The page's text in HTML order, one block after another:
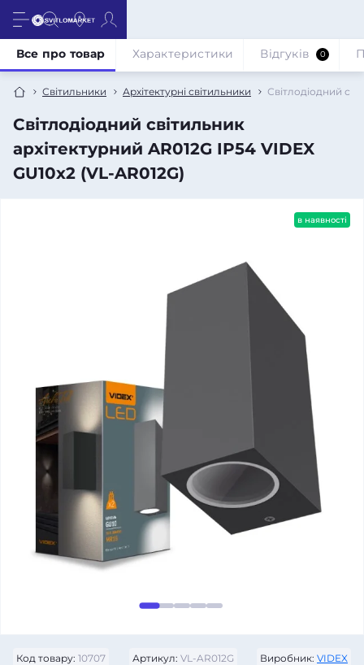
Світильники Архітектурні світильники Світлодіодний
Світлодіодний світильник
архітектурний AR012G IP54 VIDEX
GU10x2 (VL-AR012G)
Все про товар Характеристики Відгуків 0
в наявності
Код товару: 10707 Артикул: VL-AR012G Виробник: VIDEX